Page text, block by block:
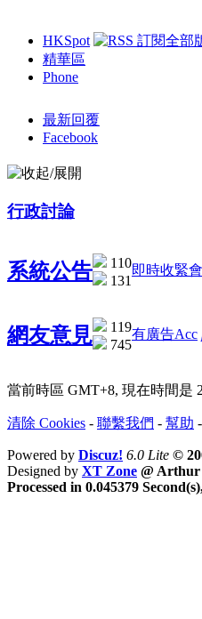
HKSpot
精華區
Phone
最新回覆
Facebook
行政討論
系統公告
110
131
即時收緊
網友意見
119
745
有廣告Acc
當前時區 GMT+8, 現在時間是
清除 Cookies - 聯繫我們 - 幫助 -
Powered by Discuz! 6.0 Lite ©
Designed by XT Zone @ Arthur
Processed in 0.045379